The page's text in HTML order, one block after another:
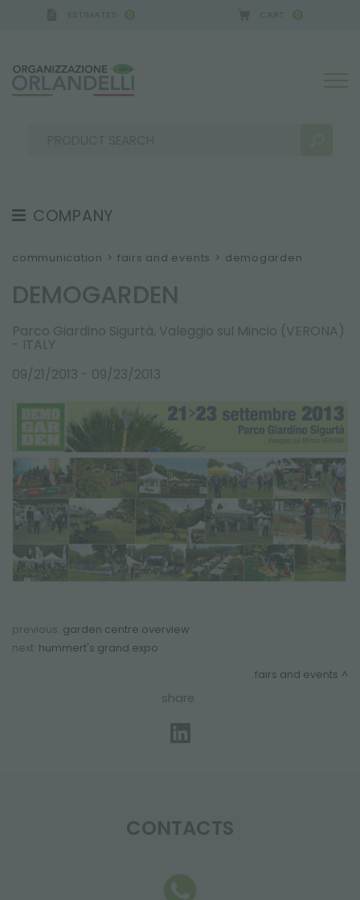
0 0
MORE RESULTS FOR YOU:
COMPANY
ABOUT US
SUSTAINABILITY
FAIRS AND EVENTS
communication > fairs and events > demogarden
DEMOGARDEN
Parco Giardino Sigurtà, Valeggio sul Mincio (VERONA)
- ITALY
09/21/2013 - 09/23/2013
previous: garden centre overview
next: hummert's grand expo
fairs and events
share
CONTACTS